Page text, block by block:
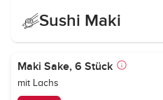
Sushi Maki
Maki Sake, 6 Stück
mit Lachs